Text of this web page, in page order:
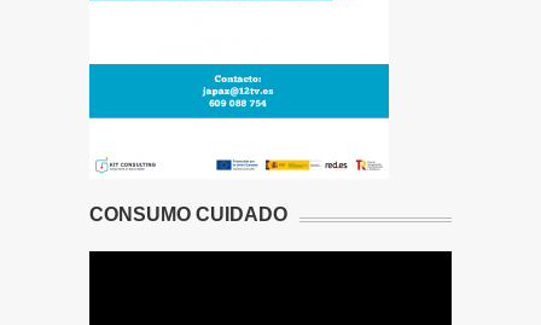
CONSUMO CUIDADO